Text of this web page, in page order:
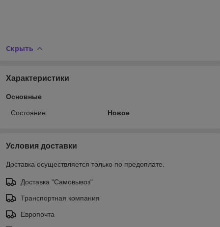
Скрыть
Характеристики
Основные
Состояние Новое
Условия доставки
Доставка осуществляется только по предоплате.
Доставка "Самовывоз"
Транспортная компания
Европочта